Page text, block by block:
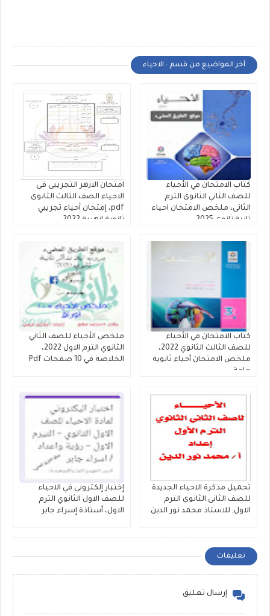
أخر المواضيع من قسم : الاحياء
كتاب الامتحان في الأحياء
للصف الثاني الثانوى الترم
الثانى، ملخص الامتحان احياء
ثانية ثانوى 2025
امتحان الازهر التجريبى فى
الاحياء الصف الثالث الثانوى
pdf، إمتحان أحياء تجريبي
ثانوية ازهرية 2022
كتاب الامتحان في الأحياء
للصف الثالث الثانوي 2022،
ملخص الامتحان أحياء ثانوية
عامة
ملخص الأحياء للصف الثاني
الثانوي الترم الاول 2022،
الخلاصة في 10 صفحات Pdf
تحميل مذكرة الاحياء الجديدة
للصف الثانى الثانوى الترم
الاول, للاستاذ محمد نور الدين
إختبار إلكترونى في الاحياء
للصف الاول الثانوي الترم
الاول، أستاذة إسراء جابر
تعليقات
إرسال تعليق